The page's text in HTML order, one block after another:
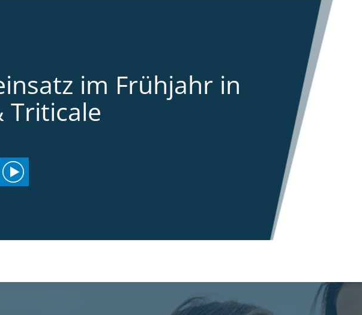
im Frühjahr in
Triticale